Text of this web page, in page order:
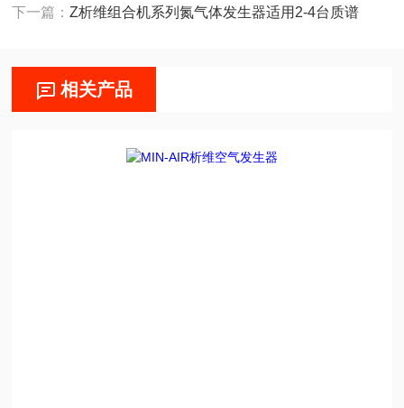
下一篇：Z析维组合机系列氮气体发生器适用2-4台质谱
相关产品